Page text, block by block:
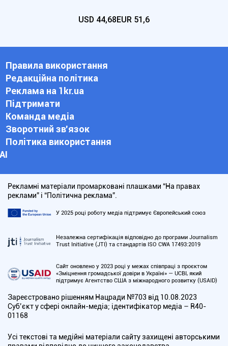
USD 44,68EUR 51,6
Правила використання
Редакційна політика
Реклама на 1kr.ua
Підтримати
Команда медіа
Зворотний зв'язок
Політика використання
АІ
Рекламні матеріали промарковані плашками “На правах
реклами” і “Політична реклама”.
У 2025 році роботу медіа підтримує Європейський союз
Незалежна сертифікація відповідно до програми Journalism
Trust Initiative (JTI) та стандартів ISO CWA 17493:2019
Сайт оновлено у 2023 році у межах співпраці з проєктом
«Зміцнення громадської довіри в Україні» — UCBI, який
підтримує Агентство США з міжнародного розвитку (USAID)
Зареєстровано рішенням Нацради №703 від 10.08.2023
Cуб’єкт у сфері онлайн-медіа; ідентифікатор медіа – R40-
01168
Усі текстові та медійні матеріали сайту захищені авторськими